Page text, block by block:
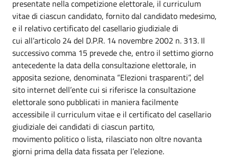
presentate nella competizione elettorale, il curriculum
vitae di ciascun candidato, fornito dal candidato medesimo,
e il relativo certificato del casellario giudiziale di
cui all’articolo 24 del D.P.R. 14 novembre 2002 n. 313. Il
successivo comma 15 prevede che, entro il settimo giorno
antecedente la data della consultazione elettorale, in
apposita sezione, denominata “Elezioni trasparenti”, del
sito internet dell’ente cui si riferisce la consultazione
elettorale sono pubblicati in maniera facilmente
accessibile il curriculum vitae e il certificato del casellario
giudiziale dei candidati di ciascun partito,
movimento politico o lista, rilasciato non oltre novanta
giorni prima della data fissata per l’elezione.